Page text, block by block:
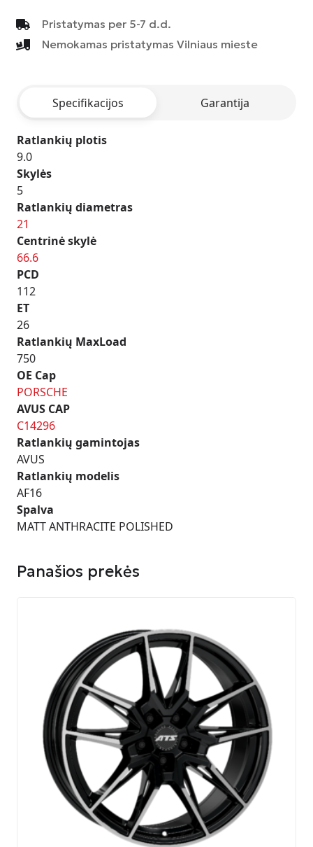
-
AF16
-
POLISHED
Pristatymas per 5-7 d.d.
Nemokamas pristatymas Vilniaus mieste
Specifikacijos Garantija
Ratlankių plotis
9.0
Skylės
5
Ratlankių diametras
21
Centrinė skylė
66.6
PCD
112
ET
26
Ratlankių MaxLoad
750
OE Cap
PORSCHE
AVUS CAP
C14296
Ratlankių gamintojas
AVUS
Ratlankių modelis
AF16
Spalva
MATT ANTHRACITE POLISHED
Panašios prekės